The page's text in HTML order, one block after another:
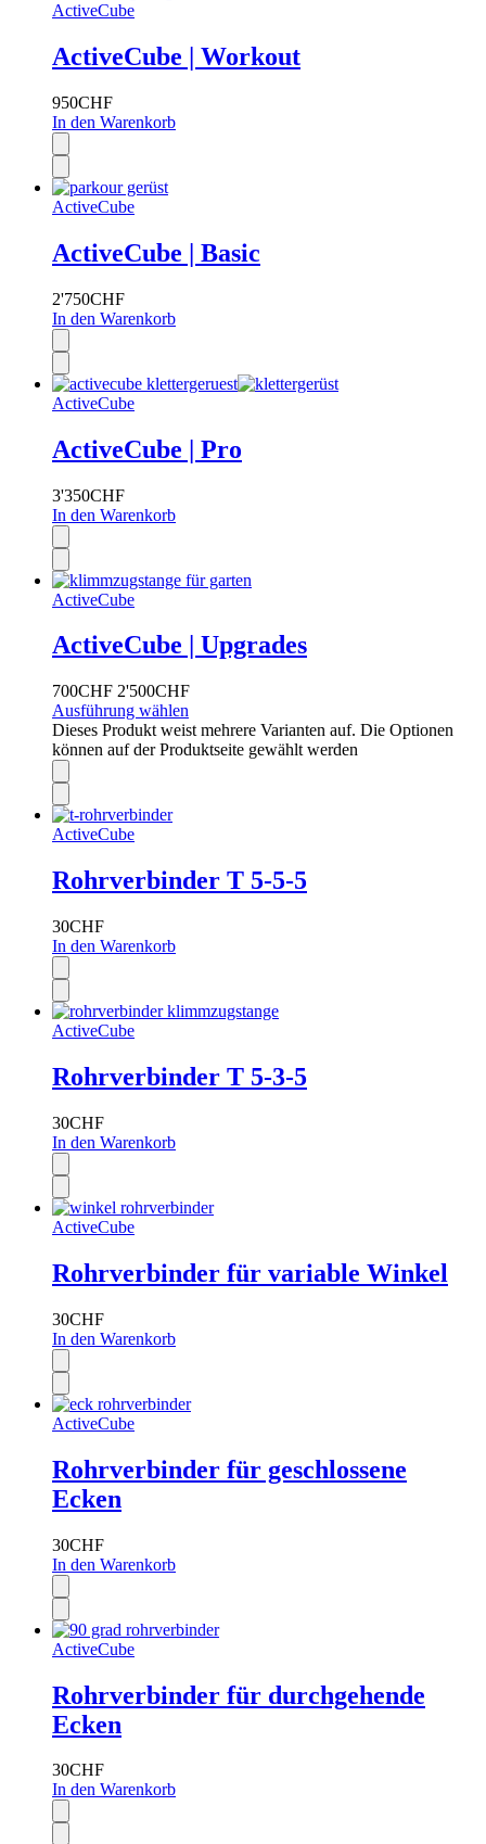
ActiveCube
ActiveCube | Workout
950CHF
In den Warenkorb
ActiveCube
ActiveCube | Basic
2'750CHF
In den Warenkorb
ActiveCube
ActiveCube | Pro
3'350CHF
In den Warenkorb
ActiveCube
ActiveCube | Upgrades
700CHF 2'500CHF
Ausführung wählen
Dieses Produkt weist mehrere Varianten auf. Die Optionen
können auf der Produktseite gewählt werden
ActiveCube
Rohrverbinder T 5-5-5
30CHF
In den Warenkorb
ActiveCube
Rohrverbinder T 5-3-5
30CHF
In den Warenkorb
ActiveCube
Rohrverbinder für variable Winkel
30CHF
In den Warenkorb
ActiveCube
Rohrverbinder für geschlossene
Ecken
30CHF
In den Warenkorb
ActiveCube
Rohrverbinder für durchgehende
Ecken
30CHF
In den Warenkorb